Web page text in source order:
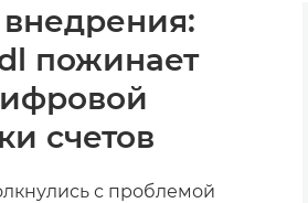
пожинает
счетов
с проблемой